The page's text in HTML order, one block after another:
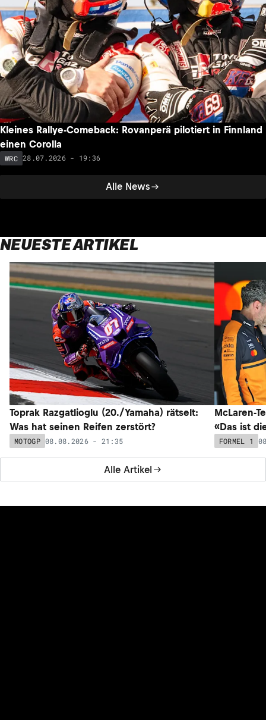
Alle News
Kleines Rallye-Comeback: Rovanperä pilotiert in Finnland
einen Corolla
WRC 28.07.2026 - 19:36
NEUESTE ARTIKEL
Alle Artikel
Toprak Razgatlioglu (20./Yamaha) rätselt:
Was hat seinen Reifen zerstört?
MOTOGP 08.08.2026 - 21:35
McLaren-
«Das ist
FORMEL 1